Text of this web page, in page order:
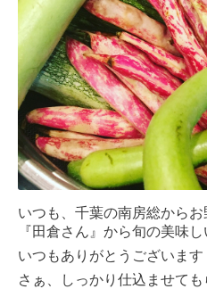
いつも、千葉の南房総から
『田倉さん』から旬の美味
いつもありがとうございます
さぁ、しっかり仕込ませても